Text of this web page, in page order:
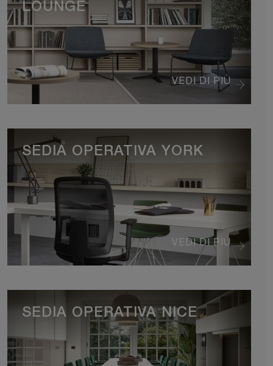
VEDI DI PIÙ
LOUNGE
VEDI DI PIÙ
SEDIA OPERATIVA YORK
SEDIA OPERATIVA NICE